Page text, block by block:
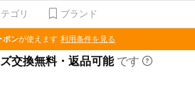
ゴリ ブランド
ポンが使えます 利用条件を見る
交換無料・返品可能 です